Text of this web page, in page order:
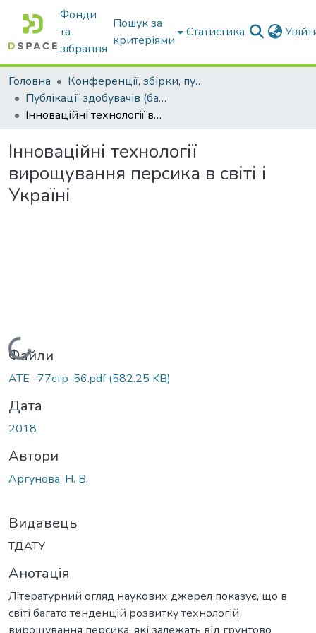
Фонди
та
зібрання
Пошук за
критеріями
Статистика
Головна
Конференції, збірки, публікації молодих вчених і здобувачів : магістрів, бакалаврів, аспірантів.
Публікації здобувачів (бакалаврів. магістрів, аспірантів)
Інноваційні технології вирощування персика в світі і Україні
Інноваційні технології
вирощування персика в світі і
Україні
Вантажиться...
Файли
АТЕ -77стр-56.pdf(582.25 KB)
Дата
2018
Автори
Аргунова, Н. В.
Видавець
ТДАТУ
Анотація
Літературний огляд наукових джерел показує, що в
світі багато тенденцій розвитку технологій